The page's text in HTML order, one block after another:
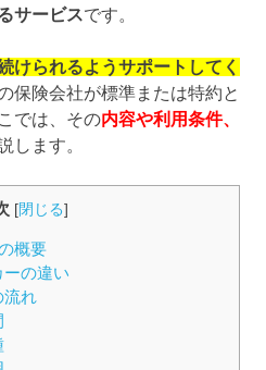
サービスです。
けられるようサポートしてく
保険会社が標準または特約と
では、その内容や利用条件、
します。
[閉じる]
概要
ーの違い
流れ